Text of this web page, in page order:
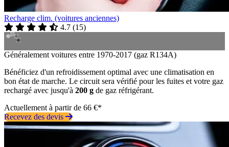
Recharge clim. (voitures anciennes)
4.7 (15)
Généralement voitures entre 1970-2017 (gaz R134A)
Bénéficiez d'un refroidissement optimal avec une climatisation en
bon état de marche. Le circuit sera vérifié pour les fuites et votre gaz
rechargé avec jusqu'à 200 g de gaz réfrigérant.
Actuellement à partir de 66 €*
Recevez des devis